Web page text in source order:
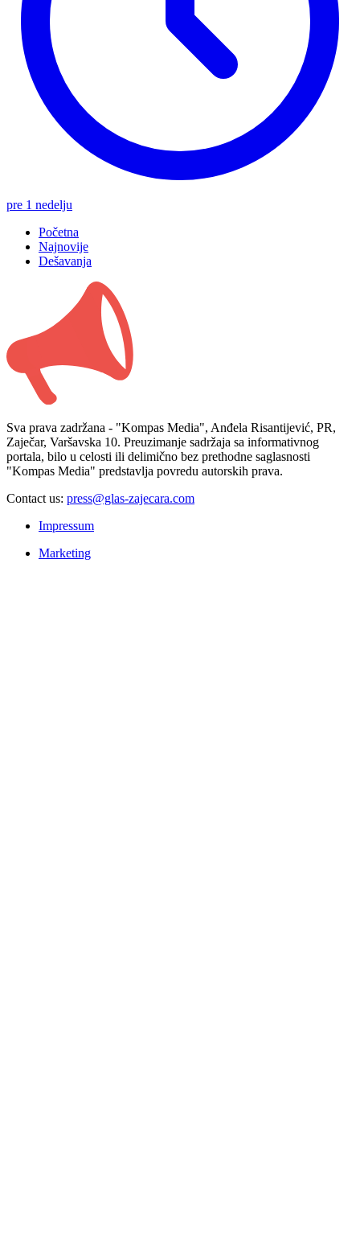
pre 1 nedelju
Početna
Najnovije
Dešavanja
Sva prava zadržana - "Kompas Media", Anđela Risantijević, PR,
Zaječar, Varšavska 10. Preuzimanje sadržaja sa informativnog
portala, bilo u celosti ili delimično bez prethodne saglasnosti
"Kompas Media" predstavlja povredu autorskih prava.
Contact us: press@glas-zajecara.com
Impressum
Marketing